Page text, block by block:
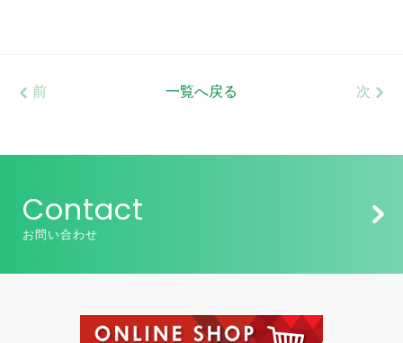
前 一覧へ戻る 次
Contact
お問い合わせ